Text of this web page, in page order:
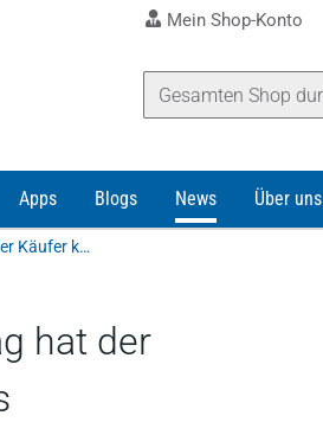
Mein Shop-Konto
Apps Blogs News Über uns
Bei sittenwidrigem "sale and rent back"-Vertrag hat der Käufer keinen Anspruch auf Rückzahlung des Kaufpreises
hat der